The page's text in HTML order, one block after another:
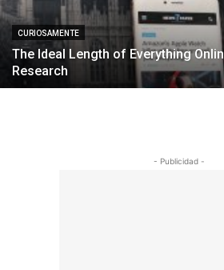
CURIOSAMENTE
The Ideal Length of Everything
Research
- Publicidad -